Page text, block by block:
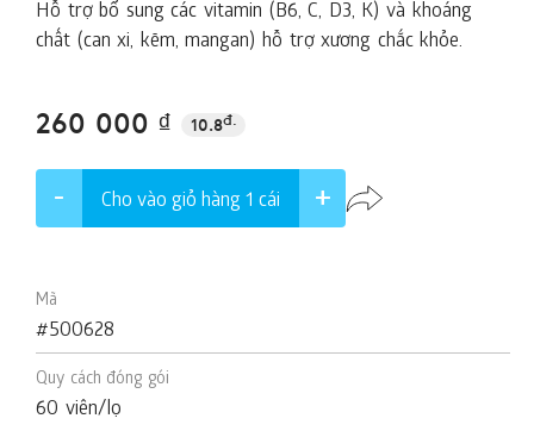
Hỗ trợ bổ sung các vitamin (B6, C, D3, K) và khoáng
chất (can xi, kẽm, mangan) hỗ trợ xương chắc khỏe.
260 000 ₫ 10.8đ.
Cho vào giỏ hàng 1 cái
Mã
#500628
Quy cách đóng gói
60 viên/lọ